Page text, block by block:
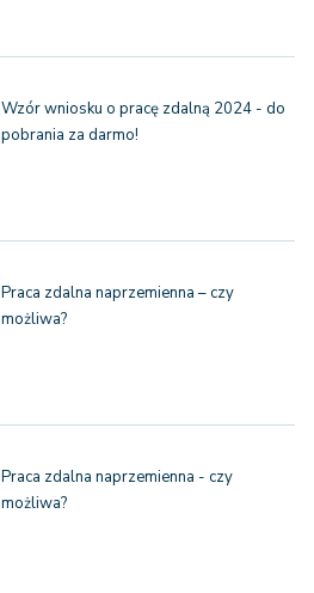
Wzór wniosku o pracę zdalną 2024 - do
pobrania za darmo!
Praca zdalna naprzemienna – czy
możliwa?
Praca zdalna naprzemienna - czy
możliwa?